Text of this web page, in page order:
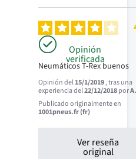
Opinión
verificada
Neumáticos T-Rex buenos
Opinión del15/1/2019, tras una
experiencia del22/12/2018por
Publicado originalmente en
1001pneus.fr (fr)
Ver reseña
original